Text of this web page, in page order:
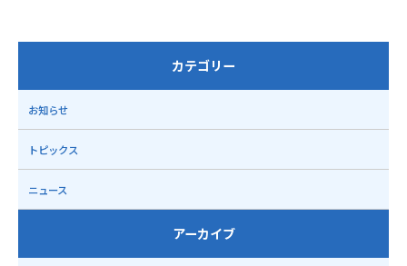
カテゴリー
お知らせ
トピックス
ニュース
アーカイブ